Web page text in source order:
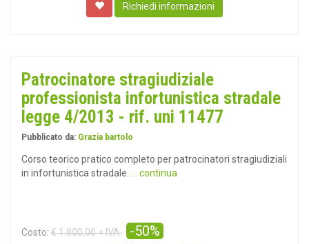
Richiedi informazioni
Patrocinatore stragiudiziale
professionista infortunistica stradale
legge 4/2013 - rif. uni 11477
Pubblicato da: Grazia bartolo
Corso teorico pratico completo per patrocinatori stragiudiziali
in infortunistica stradale.
... continua
Costo: € 1.800,00 + IVA -50%